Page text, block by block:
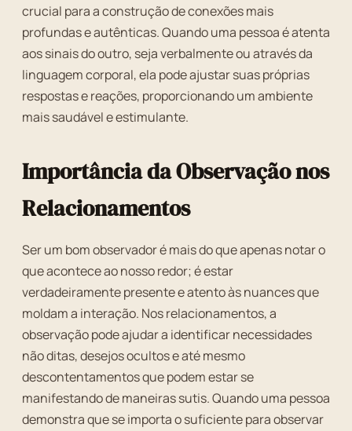
crucial para a construção de conexões mais
profundas e autênticas. Quando uma pessoa é atenta
aos sinais do outro, seja verbalmente ou através da
linguagem corporal, ela pode ajustar suas próprias
respostas e reações, proporcionando um ambiente
mais saudável e estimulante.
Importância da Observação nos
Relacionamentos
Ser um bom observador é mais do que apenas notar o
que acontece ao nosso redor; é estar
verdadeiramente presente e atento às nuances que
moldam a interação. Nos relacionamentos, a
observação pode ajudar a identificar necessidades
não ditas, desejos ocultos e até mesmo
descontentamentos que podem estar se
manifestando de maneiras sutis. Quando uma pessoa
demonstra que se importa o suficiente para observar